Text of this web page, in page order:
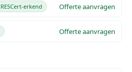
RESCert-erkend Offerte aanvragen
Offerte aanvragen